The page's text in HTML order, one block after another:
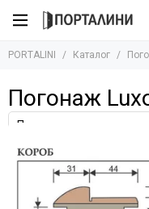
Погонаж
Шпон
Шпон
Porte Vista
Regi Doors
Дворецкий
Эмаль
Влагостойкий
Глянцевый
Ламинатин
PORTALINI Каталог
Погонаж